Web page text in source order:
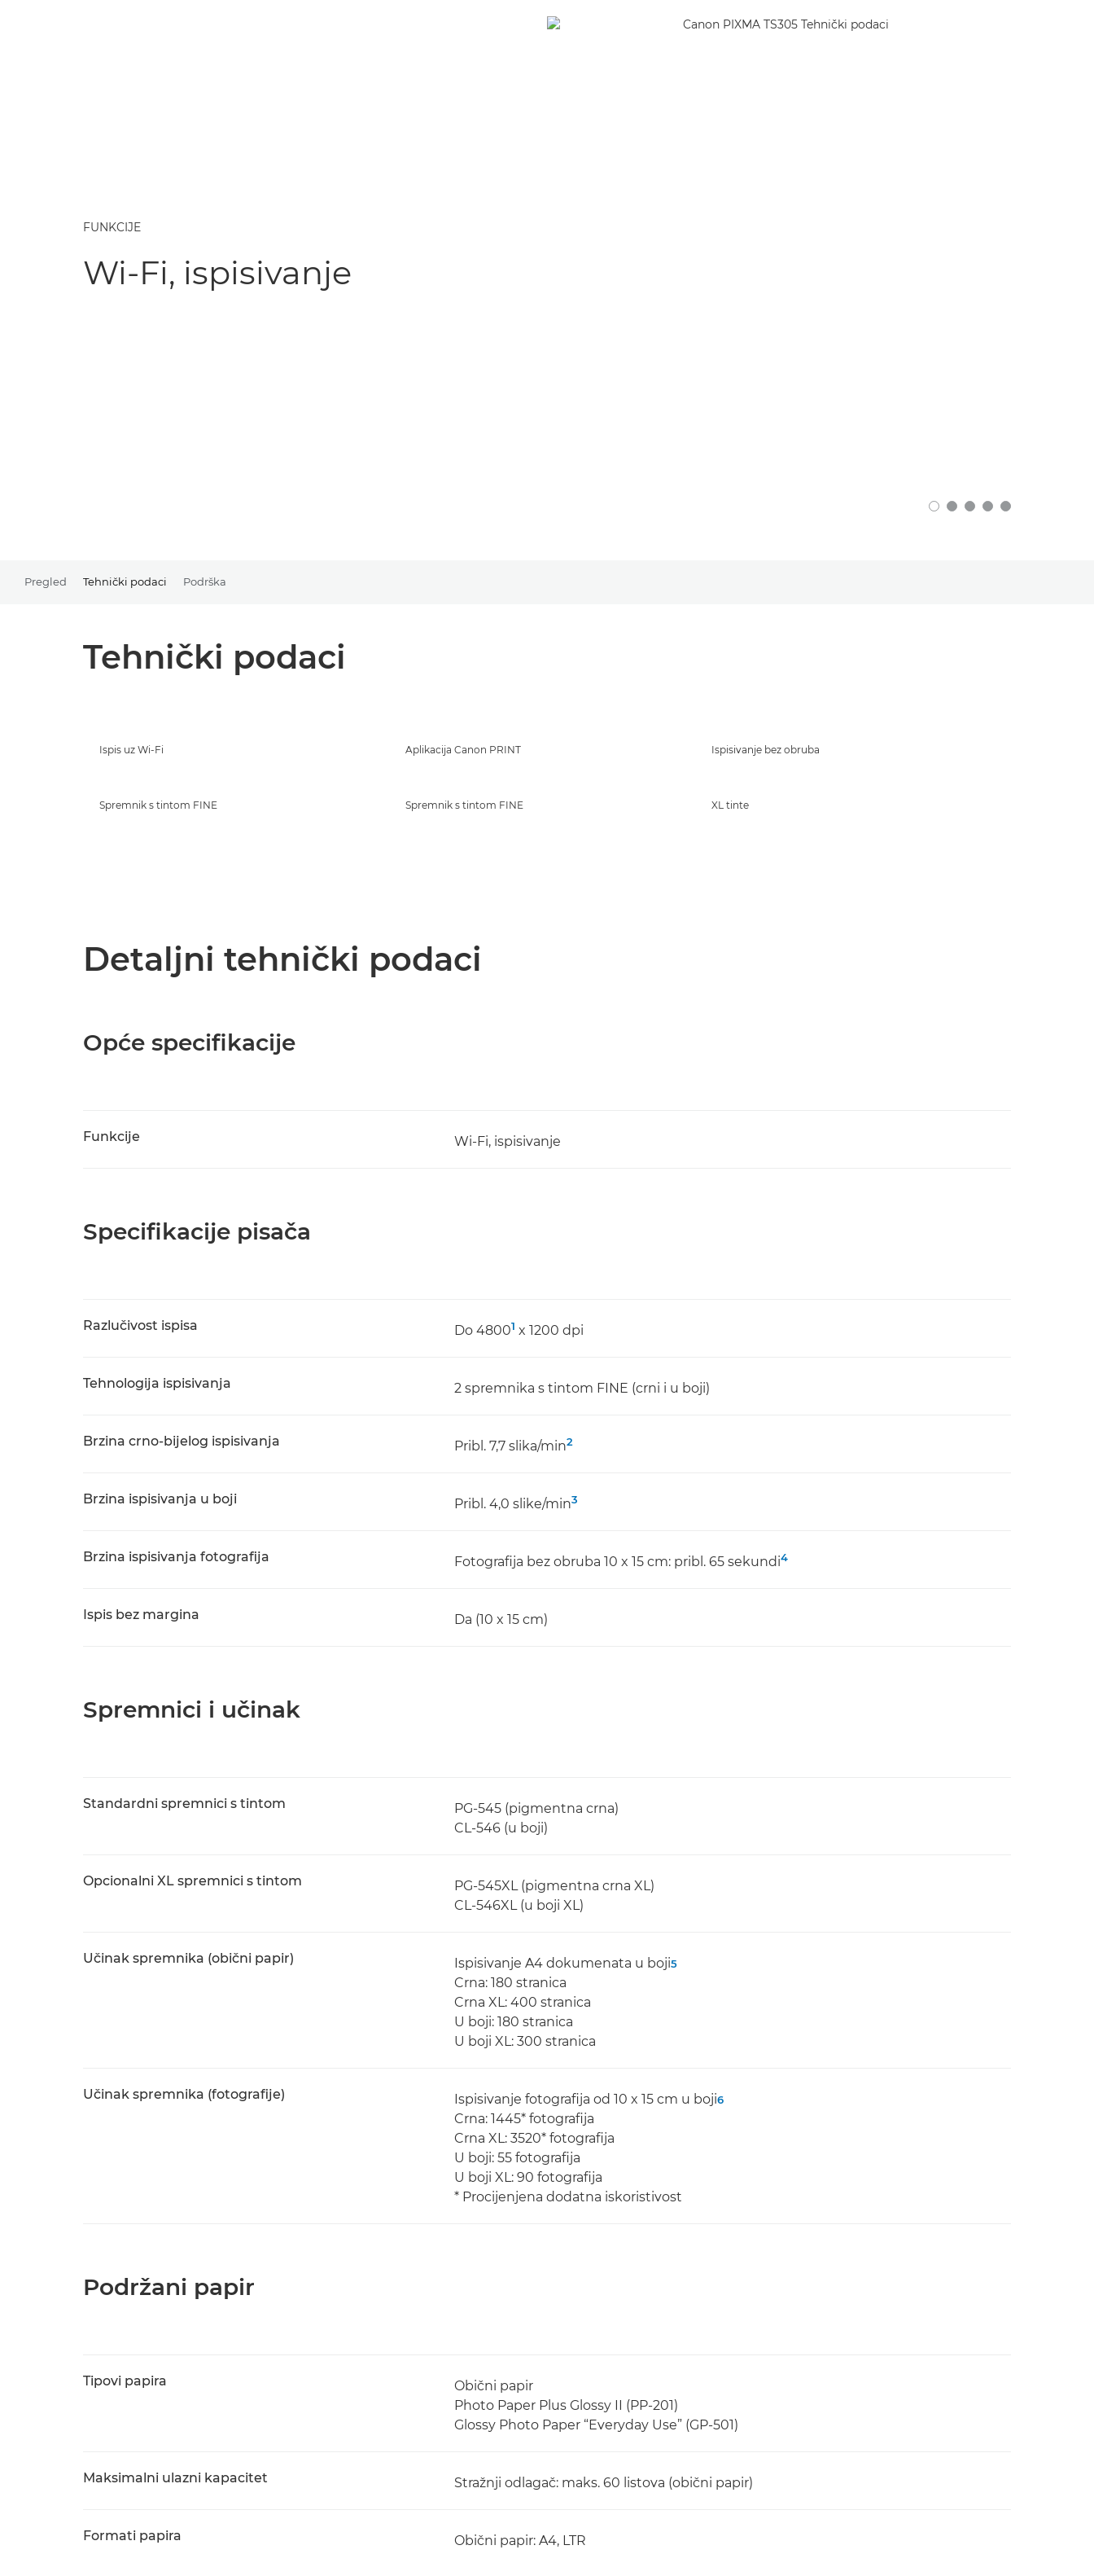
FUNKCIJE
Wi-Fi, ispisivanje
Pregled Tehnički podaci Podrška
Tehnički podaci
Ispis uz Wi-Fi Aplikacija Canon PRINT Ispisivanje bez obruba
Spremnik s tintom FINE Spremnik s tintom FINE XL tinte
Detaljni tehnički podaci
Opće specifikacije
Funkcije Wi-Fi, ispisivanje
Specifikacije pisača
Razlučivost ispisa Do 48001 x 1200 dpi
Tehnologija ispisivanja 2 spremnika s tintom FINE (crni i u boji)
Brzina crno-bijelog ispisivanja Pribl. 7,7 slika/min2
Brzina ispisivanja u boji Pribl. 4,0 slike/min3
Brzina ispisivanja fotografija Fotografija bez obruba 10 x 15 cm: pribl. 65 sekundi4
Ispis bez margina Da (10 x 15 cm)
Spremnici i učinak
Standardni spremnici s tintom
PG-545 (pigmentna crna)
CL-546 (u boji)
Opcionalni XL spremnici s tintom
PG-545XL (pigmentna crna XL)
CL-546XL (u boji XL)
Učinak spremnika (obični papir) Ispisivanje A4 dokumenata u boji5
Crna: 180 stranica
Crna XL: 400 stranica
U boji: 180 stranica
U boji XL: 300 stranica
Učinak spremnika (fotografije) Ispisivanje fotografija od 10 x 15 cm u boji6
Crna: 1445* fotografija
Crna XL: 3520* fotografija
U boji: 55 fotografija
U boji XL: 90 fotografija
* Procijenjena dodatna iskoristivost
Podržani papir
Tipovi papira
Obični papir
Photo Paper Plus Glossy II (PP-201)
Glossy Photo Paper “Everyday Use” (GP-501)
Maksimalni ulazni kapacitet Stražnji odlagač: maks. 60 listova (obični papir)
Formati papira
Obični papir: A4, LTR